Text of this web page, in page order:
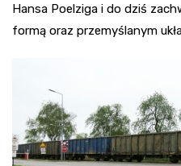
Hansa Poelziga i do dziś
formą oraz przemyślanym